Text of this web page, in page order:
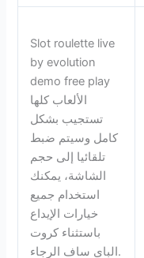
Slot roulette live
by evolution
demo free play
الألعاب كلها
تستجيب بشكل
كامل وسيتم ضبط
تلقائيا إلى حجم
الشاشة، يمكنك
استخدام جميع
خيارات الإيداع
باستثناء كروت
الباى ساف الرجاء.